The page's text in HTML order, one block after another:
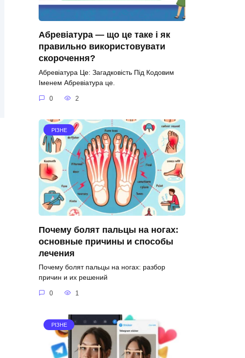
Абревіатура — що це таке і як
правильно використовувати
скорочення?
Абревіатура Це: Загадковість Під Кодовим
Іменем Абревіатура це.
0 2
РІЗНЕ
Почему болят пальцы на ногах:
основные причины и способы
лечения
Почему болят пальцы на ногах: разбор
причин и их решений
0 1
РІЗНЕ